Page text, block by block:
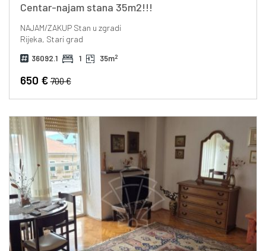
Centar-najam stana 35m2!!!
NAJAM/ZAKUPStan u zgradi
Rijeka, Stari grad
36092.1 1 35m2
650 €700 €